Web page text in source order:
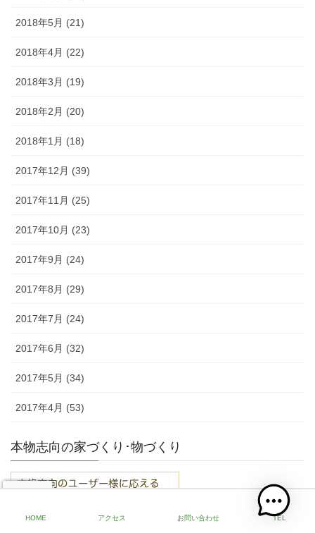
2018年5月 (21)
2018年4月 (22)
2018年3月 (19)
2018年2月 (20)
2018年1月 (18)
2017年12月 (39)
2017年11月 (25)
2017年10月 (23)
2017年9月 (24)
2017年8月 (29)
2017年7月 (24)
2017年6月 (32)
2017年5月 (34)
2017年4月 (53)
本物志向の家づくり･物づくり
HOME アクセス お問い合わせ TEL